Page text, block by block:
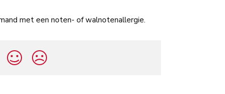
met een noten- of walnotenallergie.